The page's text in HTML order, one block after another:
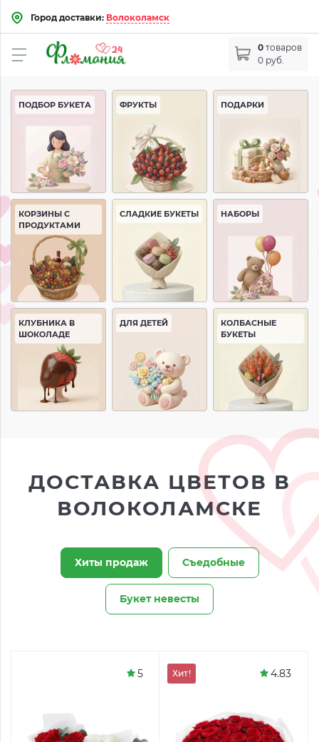
Город доставки: Волоколамск
0 товаров
0 руб.
ПОДБОР БУКЕТА ФРУКТЫ ПОДАРКИ
КОРЗИНЫ С
ПРОДУКТАМИ
СЛАДКИЕ БУКЕТЫ НАБОРЫ
КЛУБНИКА В
ШОКОЛАДЕ
ДЛЯ ДЕТЕЙ
КОЛБАСНЫЕ
БУКЕТЫ
ДОСТАВКА ЦВЕТОВ В
ВОЛОКОЛАМСКЕ
Хиты продаж Съедобные
Букет невесты
5 Хит! 4.83